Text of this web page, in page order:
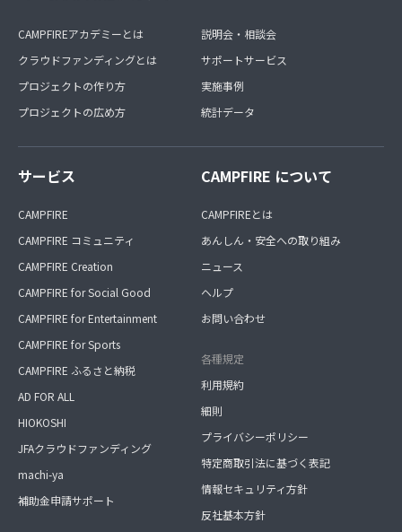
CAMPFIREアカデミーとは
クラウドファンディングとは
プロジェクトの作り方
プロジェクトの広め方
説明会・相談会
サポートサービス
実施事例
統計データ
サービス
CAMPFIRE
CAMPFIRE コミュニティ
CAMPFIRE Creation
CAMPFIRE for Social Good
CAMPFIRE for Entertainment
CAMPFIRE for Sports
CAMPFIRE ふるさと納税
AD FOR ALL
HIOKOSHI
JFAクラウドファンディング
machi-ya
補助金申請サポート
CAMPFIRE について
CAMPFIREとは
あんしん・安全への取り組み
ニュース
ヘルプ
お問い合わせ
各種規定
利用規約
細則
プライバシーポリシー
特定商取引法に基づく表記
情報セキュリティ方針
反社基本方針